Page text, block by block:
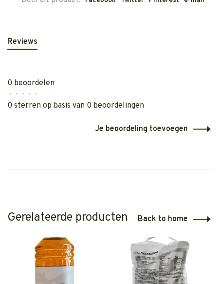
Reviews
0 beoordelen
• • • • •
0 sterren op basis van 0 beoordelingen
Je beoordeling toevoegen
Gerelateerde producten Back to home